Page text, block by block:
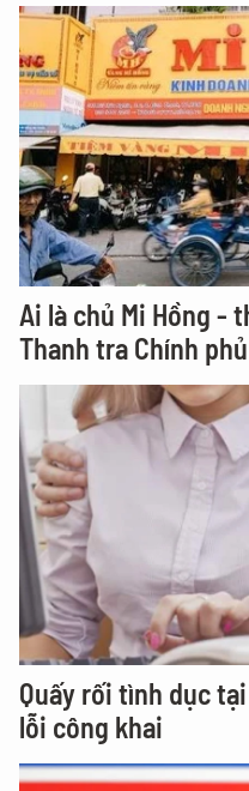
Ai là chủ Mi Hồng -
Thanh tra Chính
Quấy rối tình dục
lỗi công khai